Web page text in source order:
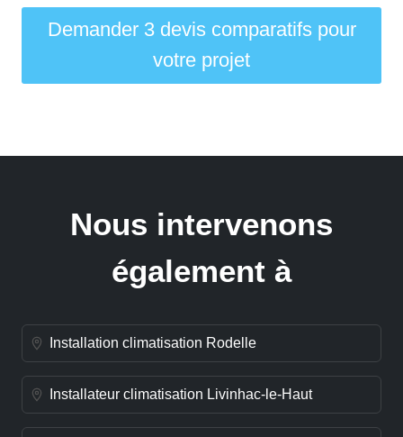
Demander 3 devis comparatifs pour
votre projet
Nous intervenons
également à
Installation climatisation Rodelle
Installateur climatisation Livinhac-le-Haut